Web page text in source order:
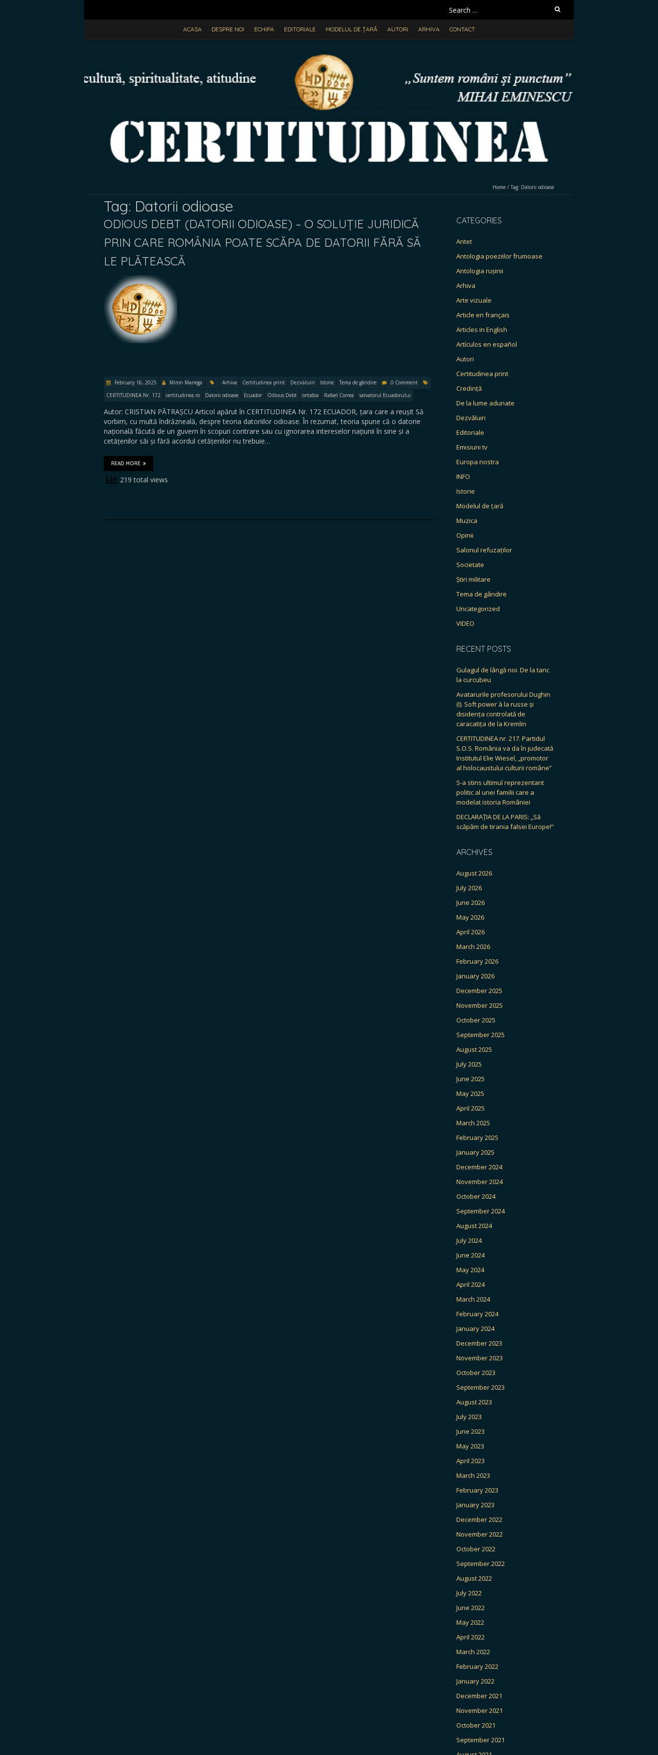
Search
for:
ACASA DESPRE NOI ECHIPA EDITORIALE MODELUL DE ȚARĂ AUTORI ARHIVA CONTACT
Home / Tag: Datorii odioase
Tag: Datorii odioase
ODIOUS DEBT (DATORII ODIOASE) – O SOLUȚIE JURIDICĂ
PRIN CARE ROMÂNIA POATE SCĂPA DE DATORII FĂRĂ SĂ
LE PLĂTEASCĂ
February 16, 2025 Miron Manega Arhiva Certitudinea print Dezvăluiri Istorie Tema de gândire
0 Comment
CERTITUDINEA Nr. 172
certitudinea.ro Datorii odioase Ecuador Odious Debt ortodox Rafael Correa salvatorul Ecuadorului
Autor: CRISTIAN PĂTRAȘCU Articol apărut în CERTITUDINEA Nr. 172 ECUADOR, țara care a reușit Să
vorbim, cu multă îndrăzneală, despre teoria datoriilor odioase. În rezumat, teoria spune că o datorie
națională făcută de un guvern în scopuri contrare sau cu ignorarea intereselor națiunii în sine și a
cetățenilor săi și fără acordul cetățenilor nu trebuie…
READ MORE
219 total views
CATEGORIES
Antet
Antologia poeziilor frumoase
Antologia rușinii
Arhiva
Arte vizuale
Article en français
Articles in English
Artículos en español
Autori
Certitudinea print
Credință
De la lume adunate
Dezvăluiri
Editoriale
Emisiuni tv
Europa nostra
INFO
Istorie
Modelul de țară
Muzica
Opinii
Salonul refuzaților
Societate
Știri militare
Tema de gândire
Uncategorized
VIDEO
RECENT POSTS
Gulagul de lângă noi. De la tanc
la curcubeu
Avatarurile profesorului Dughin
(I). Soft power à la russe și
disidența controlată de
caracatița de la Kremlin
CERTITUDINEA nr. 217. Partidul
S.O.S. România va da în judecată
Institutul Elie Wiesel, „promotor
al holocaustului culturii române”
S-a stins ultimul reprezentant
politic al unei familii care a
modelat istoria României
DECLARAȚIA DE LA PARIS: „Să
scăpăm de tirania falsei Europe!”
ARCHIVES
August 2026
July 2026
June 2026
May 2026
April 2026
March 2026
February 2026
January 2026
December 2025
November 2025
October 2025
September 2025
August 2025
July 2025
June 2025
May 2025
April 2025
March 2025
February 2025
January 2025
December 2024
November 2024
October 2024
September 2024
August 2024
July 2024
June 2024
May 2024
April 2024
March 2024
February 2024
January 2024
December 2023
November 2023
October 2023
September 2023
August 2023
July 2023
June 2023
May 2023
April 2023
March 2023
February 2023
January 2023
December 2022
November 2022
October 2022
September 2022
August 2022
July 2022
June 2022
May 2022
April 2022
March 2022
February 2022
January 2022
December 2021
November 2021
October 2021
September 2021